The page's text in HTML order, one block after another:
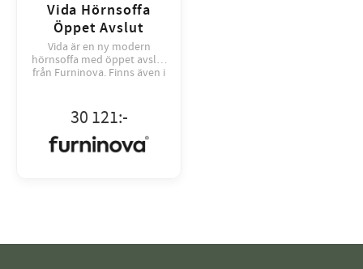
Vida Hörnsoffa
Öppet Avslut
Vida är en ny modern
hörnsoffa med öppet avslut
från Furninova. Finns även i
30 121:-